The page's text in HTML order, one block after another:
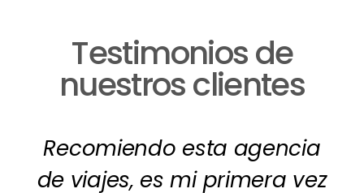
Testimonios de
nuestros clientes
Recomiendo esta agencia
de viajes, es mi primera vez